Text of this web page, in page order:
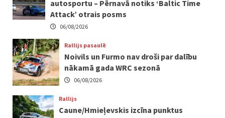
autosportu – Pērnavā notiks ‘Baltic Time
Attack’ otrais posms
06/08/2026
Rallijs pasaulē
Noivils un Furmo nav droši par dalību
nākamā gada WRC sezonā
06/08/2026
Rallijs
Caune/Hmieļevskis izcīna punktus